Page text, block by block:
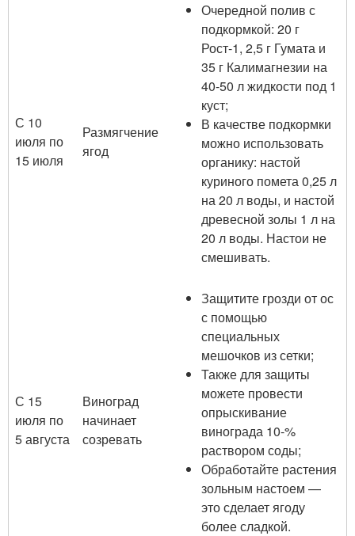
С 10
июля по
15 июля
Размягчение
ягод
Очередной полив с
подкормкой: 20 г
Рост-1, 2,5 г Гумата и
35 г Калимагнезии на
40-50 л жидкости под 1
куст;
В качестве подкормки
можно использовать
органику: настой
куриного помета 0,25 л
на 20 л воды, и настой
древесной золы 1 л на
20 л воды. Настои не
смешивать.
С 15
июля по
5 августа
Виноград
начинает
созревать
Защитите грозди от ос
с помощью
специальных
мешочков из сетки;
Также для защиты
можете провести
опрыскивание
винограда 10-%
раствором соды;
Обработайте растения
зольным настоем —
это сделает ягоду
более сладкой.